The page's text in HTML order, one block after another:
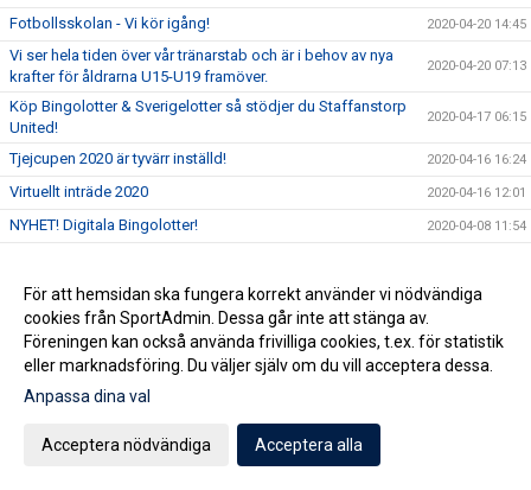
Fotbollsskolan - Vi kör igång! 2020-04-20 14:45
Vi ser hela tiden över vår tränarstab och är i behov av nya
krafter för åldrarna U15-U19 framöver.
2020-04-20 07:13
Köp Bingolotter & Sverigelotter så stödjer du Staffanstorp
United!
2020-04-17 06:15
Tjejcupen 2020 är tyvärr inställd! 2020-04-16 16:24
Virtuellt inträde 2020 2020-04-16 12:01
NYHET! Digitala Bingolotter! 2020-04-08 11:54
Uppdatering gällande träningar och träningsmatcher 2020-04-07 09:30
Påskbingo! 2020-04-03 13:10
Inställda matcher 2020-04-03 10:53
Samtliga matcher ställs in tills vidare
Uppdatering gällande aktiviter på Staffansvallen med
hänsyn till covid19
För att hemsidan ska fungera korrekt använder vi nödvändiga
cookies från SportAdmin. Dessa går inte att stänga av.
Föreningen kan också använda frivilliga cookies, t.ex. för statistik
eller marknadsföring. Du väljer själv om du vill acceptera dessa.
Anpassa dina val
Acceptera nödvändiga Acceptera alla